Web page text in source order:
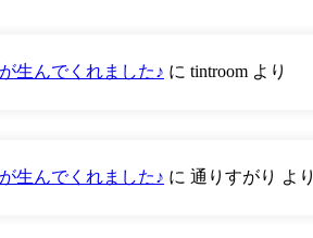
生んでくれました♪ に tintroom より
生んでくれました♪ に 通りすがり より